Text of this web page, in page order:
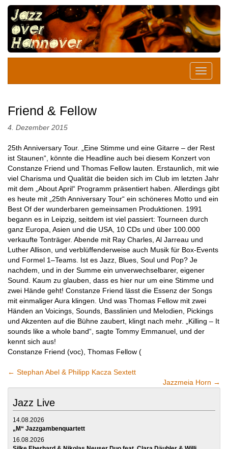
Friend & Fellow
4. Dezember 2015
25th Anniversary Tour. „Eine Stimme und eine Gitarre – der Rest
ist Staunen“, könnte die Headline auch bei diesem Konzert von
Constanze Friend und Thomas Fellow lauten. Erstaunlich, mit wie
viel Charisma und Qualität die beiden sich im Club im letzten Jahr
mit dem „About April“ Programm präsentiert haben. Allerdings gibt
es heute mit „25th Anniversary Tour“ ein schöneres Motto und ein
Best Of der wunderbaren gemeinsamen Produktionen. 1991
begann es in Leipzig, seitdem ist viel passiert: Tourneen durch
ganz Europa, Asien und die USA, 10 CDs und über 100.000
verkaufte Tonträger. Abende mit Ray Charles, Al Jarreau und
Luther Allison, und verblüffenderweise auch Musik für Box-Events
und Formel 1–Teams. Ist es Jazz, Blues, Soul und Pop? Je
nachdem, und in der Summe ein unverwechselbarer, eigener
Sound. Kaum zu glauben, dass es hier nur um eine Stimme und
zwei Hände geht! Constanze Friend lässt die Essenz der Songs
mit einmaliger Aura klingen. Und was Thomas Fellow mit zwei
Händen an Voicings, Sounds, Basslinien und Melodien, Pickings
und Akzenten auf die Bühne zaubert, klingt nach mehr. „Killing – It
sounds like a whole band“, sagte Tommy Emmanuel, und der
kennt sich aus!
Constanze Friend (voc), Thomas Fellow (
← Stephan Abel & Philipp Kacza Sextett
Jazzmeia Horn →
Jazz Live
14.08.2026
„M“ Jazzgambenquartett
16.08.2026